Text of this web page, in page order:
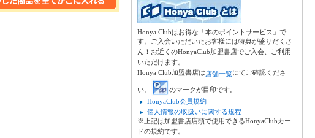
Honya Clubはお得な「本のポイントサービス」で
す。ご入会いただいたお客様には特典が盛りだくさ
ん！お近くのHonyaClub加盟書店でご入会、ご利用
いただけます。
Honya Club加盟書店は店舗一覧にてご確認くださ
い。
のマークが目印です。
HonyaClub会員規約
個人情報の取扱いに関する規程
※上記は加盟書店店頭で使用できるHonyaClubカー
ドの規約です。